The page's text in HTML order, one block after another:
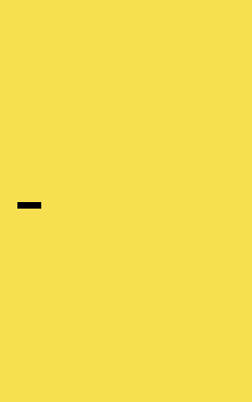
Marcia Friese